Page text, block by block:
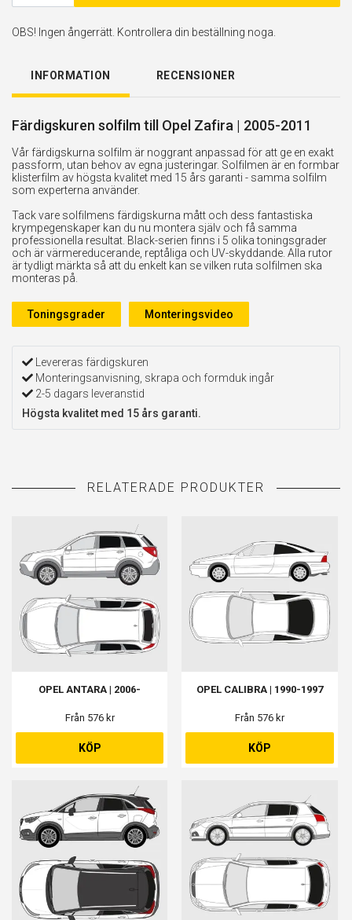
OBS! Ingen ångerrätt. Kontrollera din beställning noga.
INFORMATION RECENSIONER
Färdigskuren solfilm till Opel Zafira | 2005-2011
Vår färdigskurna solfilm är noggrant anpassad för att ge en exakt
passform, utan behov av egna justeringar. Solfilmen är en formbar
klisterfilm av högsta kvalitet med 15 års garanti - samma solfilm
som experterna använder.
Tack vare solfilmens färdigskurna mått och dess fantastiska
krympegenskaper kan du nu montera själv och få samma
professionella resultat. Black-serien finns i 5 olika toningsgrader
och är värmereducerande, reptåliga och UV-skyddande. Alla rutor
är tydligt märkta så att du enkelt kan se vilken ruta solfilmen ska
monteras på.
Toningsgrader Monteringsvideo
Levereras färdigskuren
Monteringsanvisning, skrapa och formduk ingår
2-5 dagars leveranstid
Högsta kvalitet med 15 års garanti.
OPEL ANTARA | 2006-
Från 576 kr
KÖP
OPEL CALIBRA | 1990-1997
Från 576 kr
KÖP